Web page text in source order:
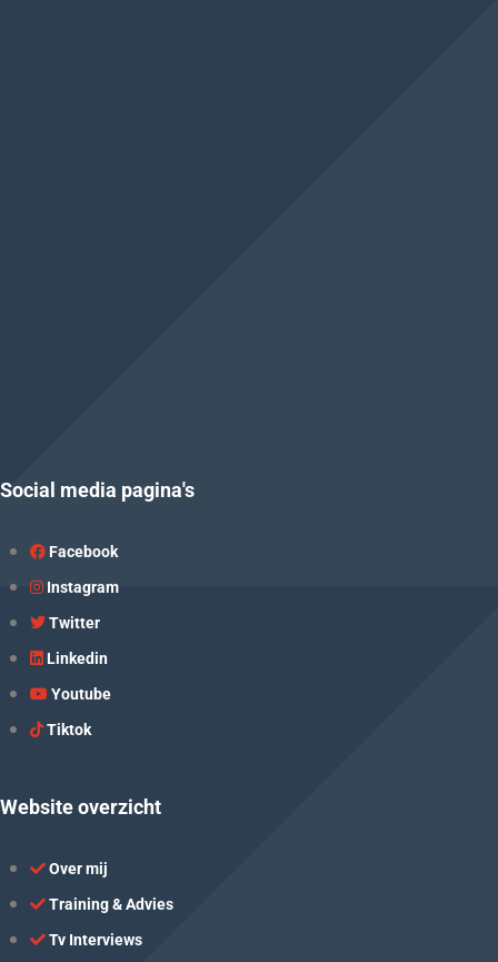
Social media pagina's
Facebook
Instagram
Twitter
Linkedin
Youtube
Tiktok
Website overzicht
Over mij
Training & Advies
Tv Interviews